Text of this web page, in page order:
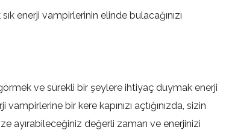
enerji vampirlerinin elinde bulacağınızı
ve sürekli bir şeylere ihtiyaç duymak enerji
bir kere kapınızı açtığınızda, sizin
ayırabileceğiniz değerli zaman ve enerjinizi